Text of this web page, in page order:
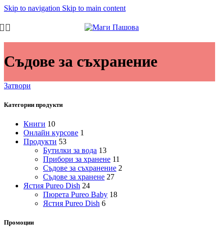
Skip to navigation Skip to main content
Съдове за съхранение
Затвори
Категории продукти
Книги 10
Онлайн курсове 1
Продукти 53
Бутилки за вода 13
Прибори за хранене 11
Съдове за съхранение 2
Съдове за хранене 27
Ястия Pureo Dish 24
Пюрета Pureo Baby 18
Ястия Pureo Dish 6
Промоции